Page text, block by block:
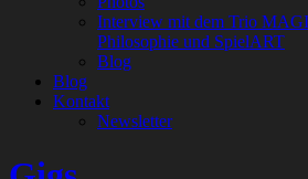
Interview mit dem Trio
Philosophie und SpielART
Blog
Blog
Kontakt
Newsletter